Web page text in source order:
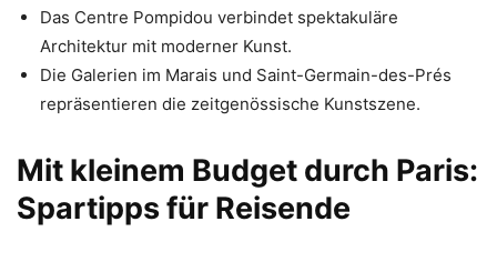
Das Centre Pompidou verbindet spektakuläre
Architektur mit moderner Kunst.
Die Galerien im Marais und Saint-Germain-des-Prés
repräsentieren die zeitgenössische Kunstszene.
Mit kleinem Budget durch Paris:
Spartipps für Reisende